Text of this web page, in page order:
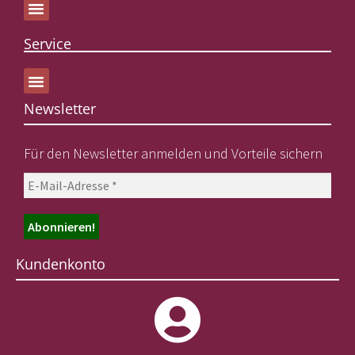
Service
Newsletter
Für den Newsletter anmelden und Vorteile sichern
Kundenkonto